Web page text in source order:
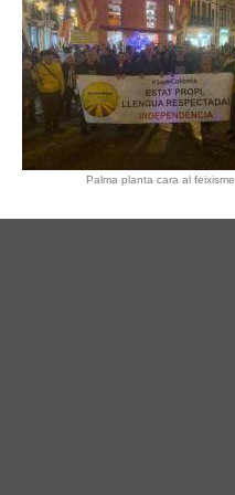
Palma planta cara al feixisme